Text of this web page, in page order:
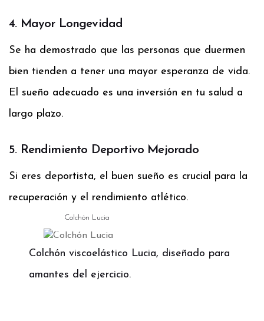
4. Mayor Longevidad
Se ha demostrado que las personas que duermen
bien tienden a tener una mayor esperanza de vida.
El sueño adecuado es una inversión en tu salud a
largo plazo.
5. Rendimiento Deportivo Mejorado
Si eres deportista, el buen sueño es crucial para la
recuperación y el rendimiento atlético.
Colchón Lucia
Colchón viscoelástico Lucia, diseñado para
amantes del ejercicio.